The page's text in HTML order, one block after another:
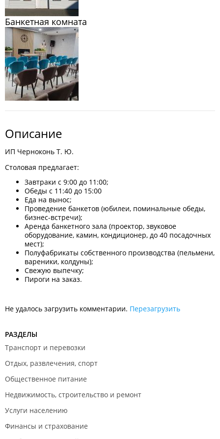
Банкетная комната
Описание
ИП Черноконь Т. Ю.
Столовая предлагает:
Завтраки с 9:00 до 11:00;
Обеды с 11:40 до 15:00
Еда на вынос;
Проведение банкетов (юбилеи, поминальные обеды,
бизнес-встречи);
Аренда банкетного зала (проектор, звуковое
оборудование, камин, кондиционер, до 40 посадочных
мест);
Полуфабрикаты собственного производства (пельмени,
вареники, колдуны);
Свежую выпечку;
Пироги на заказ.
Не удалось загрузить комментарии. Перезагрузить
РАЗДЕЛЫ
Транспорт и перевозки
Отдых, развлечения, спорт
Общественное питание
Недвижимость, строительство и ремонт
Услуги населению
Финансы и страхование